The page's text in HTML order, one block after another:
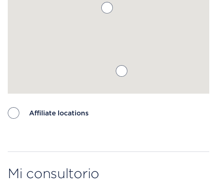
Affiliate locations
Mi consultorio